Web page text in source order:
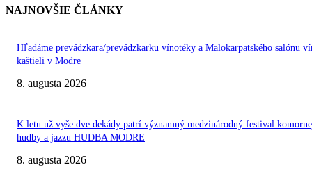
NAJNOVŠIE ČLÁNKY
Hľadáme prevádzkara/prevádzkarku vínotéky a Malokarpatského salónu
kaštieli v Modre
8. augusta 2026
K letu už vyše dve dekády patrí významný medzinárodný festival
hudby a jazzu HUDBA MODRE
8. augusta 2026